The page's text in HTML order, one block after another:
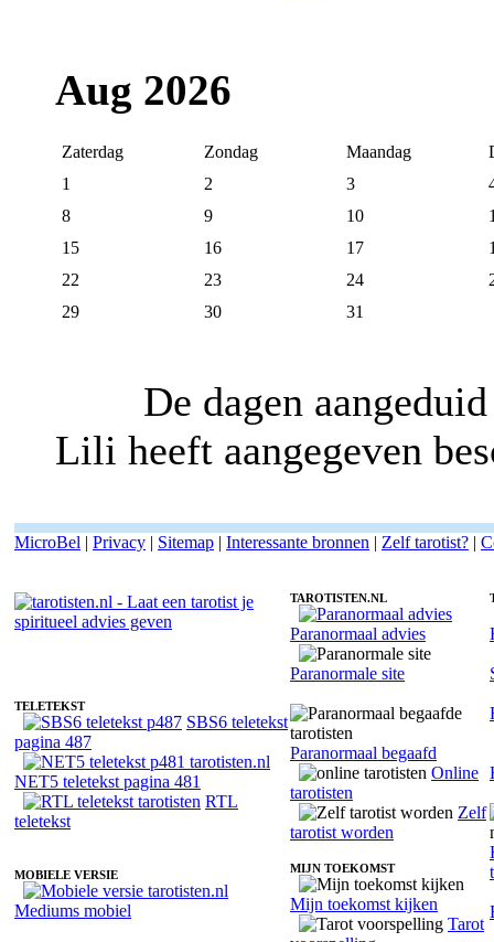
Aug 2026
Zaterdag Zondag Maandag
1
2 3
8
9 10
15
16 17
22
23 24
29
30 31
De dagen aangeduid
Lili heeft aangegeven
MicroBel | Privacy | Sitemap | Interessante bronnen | Zelf tarotist? |
TELETEKST
SBS6 teletekst
pagina 487
NET5 teletekst pagina 481
RTL
teletekst
MOBIELE VERSIE
Mediums mobiel
TAROTISTEN.NL
Paranormaal advies
Paranormale site
Paranormaal begaafd
Online
tarotisten
Zelf
tarotist worden
MIJN TOEKOMST
Mijn toekomst kijken
Tarot